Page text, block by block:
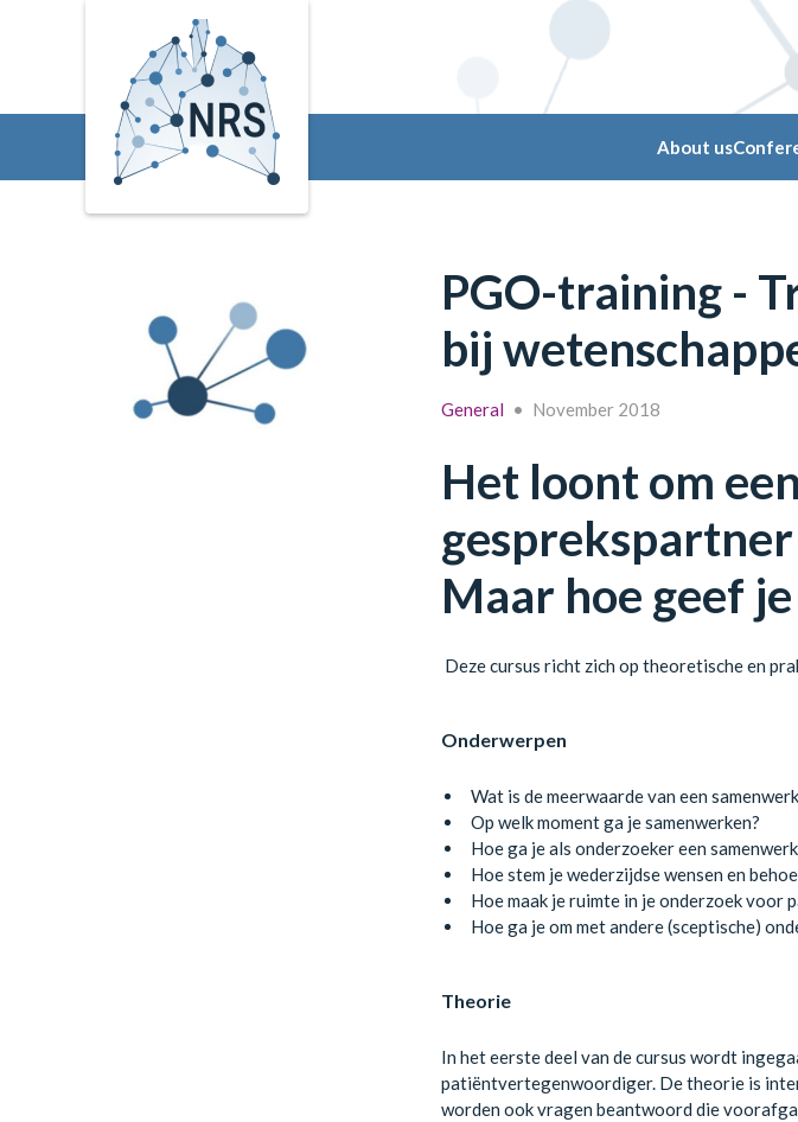
About us
PGO-training -
bij
General • November 2018
Het loont om
Maar hoe geef
Deze cursus richt zich op theoretische en
Onderwerpen
Wat is de meerwaarde van een
Op welk moment ga je samenwerken?
Hoe ga je als onderzoeker een
Hoe stem je wederzijdse wensen en
Hoe maak je ruimte in je onderzoek voor
Hoe ga je om met andere (sceptische)
Theorie
In het eerste deel van de cursus wordt
patiëntvertegenwoordiger. De theorie is
worden ook vragen beantwoord die